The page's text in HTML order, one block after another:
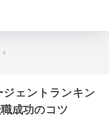
ジェントランキン
成功のコツ